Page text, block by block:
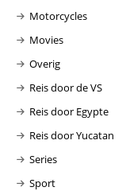
Motorcycles
Movies
Overig
Reis door de VS
Reis door Egypte
Reis door Yucatan
Series
Sport